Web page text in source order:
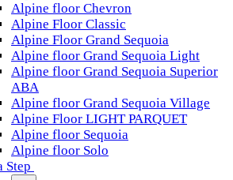
Alpine floor Chevron
Alpine Floor Classic
Alpine Floor Grand Sequoia
Alpine floor Grand Sequoia Light
Alpine floor Grand Sequoia Superior
ABA
Alpine floor Grand Sequoia Village
Alpine Floor LIGHT PARQUET
Alpine floor Sequoia
Alpine floor Solo
Step